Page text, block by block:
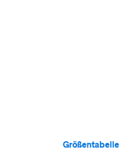
Größentabelle